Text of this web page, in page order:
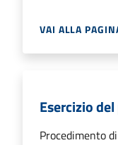
VAI ALLA
Esercizio
Procedimento